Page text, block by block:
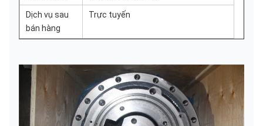
Dịch vụ sau
bán hàng
Trực tuyến